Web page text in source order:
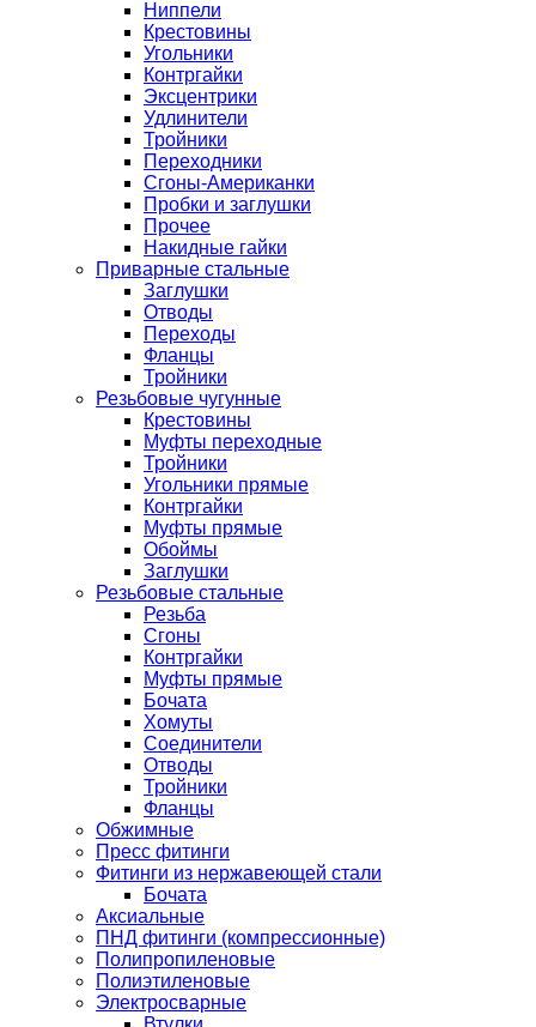
Ниппели
Крестовины
Угольники
Контргайки
Эксцентрики
Удлинители
Тройники
Переходники
Сгоны-Американки
Пробки и заглушки
Прочее
Накидные гайки
Приварные стальные
Заглушки
Отводы
Переходы
Фланцы
Тройники
Резьбовые чугунные
Крестовины
Муфты переходные
Тройники
Угольники прямые
Контргайки
Муфты прямые
Обоймы
Заглушки
Резьбовые стальные
Резьба
Сгоны
Контргайки
Муфты прямые
Бочата
Хомуты
Соединители
Отводы
Тройники
Фланцы
Обжимные
Пресс фитинги
Фитинги из нержавеющей стали
Бочата
Аксиальные
ПНД фитинги (компрессионные)
Полипропиленовые
Полиэтиленовые
Электросварные